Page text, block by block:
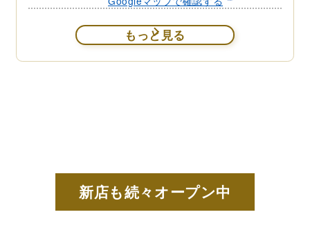
もっと見る
新店も続々オープン中